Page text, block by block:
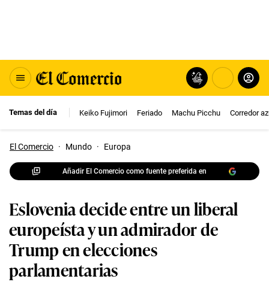
Temas del día Keiko Fujimori Feriado Machu Picchu Corredor
El Comercio · Mundo · Europa
Añadir El Comercio como fuente preferida en
Eslovenia decide entre un liberal
europeísta y un admirador de
Trump en elecciones
parlamentarias